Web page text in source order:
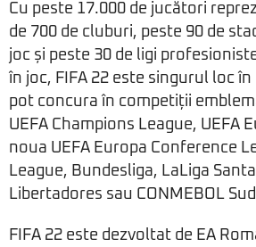
Cu peste 17.000 de jucători
de 700 de cluburi, peste 90 de
joc și peste 30 de ligi
în joc, FIFA 22 este singurul loc
pot concura în competiții
UEFA Champions League, UEFA
noua UEFA Europa Conference
League, Bundesliga, LaLiga
Libertadores sau CONMEBOL
FIFA 22 este dezvoltat de EA